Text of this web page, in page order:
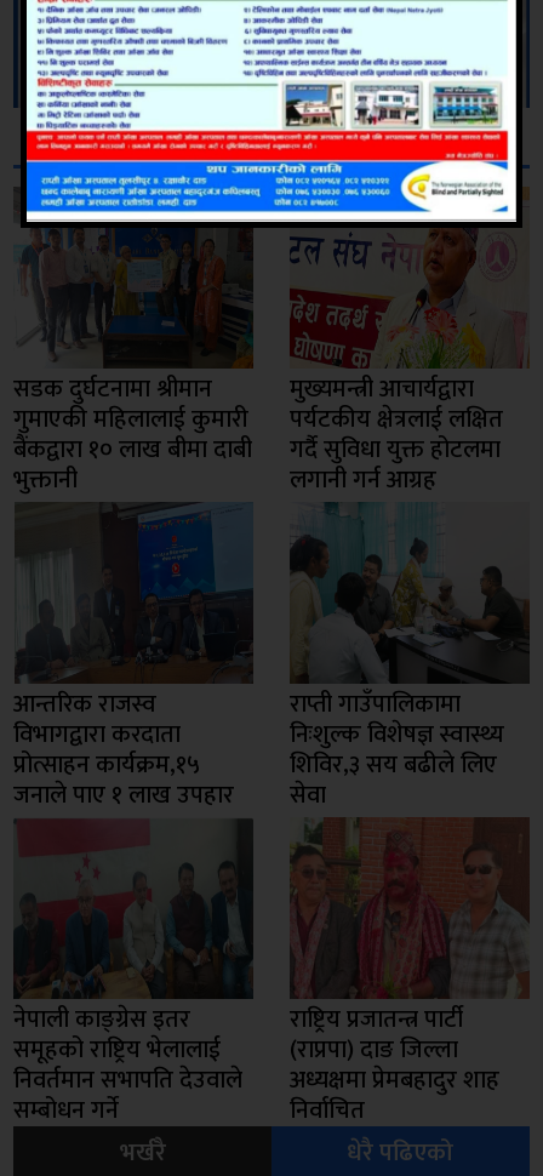
सम्बन्धित
सडक दुर्घटनामा श्रीमान
गुमाएकी महिलालाई कुमारी
बैंकद्वारा १० लाख बीमा दाबी
भुक्तानी
मुख्यमन्त्री आचार्यद्वारा
पर्यटकीय क्षेत्रलाई लक्षित
गर्दै सुविधा युक्त होटलमा
लगानी गर्न आग्रह
आन्तरिक राजस्व
विभागद्वारा करदाता
प्रोत्साहन कार्यक्रम,१५
जनाले पाए १ लाख उपहार
राप्ती गाउँपालिकामा
निःशुल्क विशेषज्ञ स्वास्थ्य
शिविर,३ सय बढीले लिए
सेवा
नेपाली काङ्ग्रेस इतर
समूहको राष्ट्रिय भेलालाई
निवर्तमान सभापति देउवाले
सम्बोधन गर्ने
राष्ट्रिय प्रजातन्त्र पार्टी
(राप्रपा) दाङ जिल्ला
अध्यक्षमा प्रेमबहादुर शाह
निर्वाचित
भर्खरै
धेरै पढिएको